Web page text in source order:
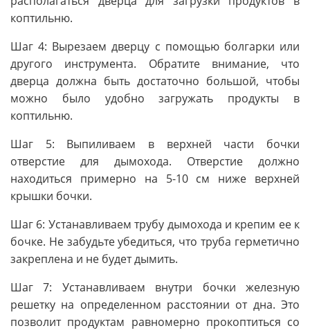
коптильню.
Шаг 4: Вырезаем дверцу с помощью болгарки или
другого инструмента. Обратите внимание, что
дверца должна быть достаточно большой, чтобы
можно было удобно загружать продукты в
коптильню.
Шаг 5: Выпиливаем в верхней части бочки
отверстие для дымохода. Отверстие должно
находиться примерно на 5-10 см ниже верхней
крышки бочки.
Шаг 6: Устанавливаем трубу дымохода и крепим ее к
бочке. Не забудьте убедиться, что труба герметично
закреплена и не будет дымить.
Шаг 7: Устанавливаем внутри бочки железную
решетку на определенном расстоянии от дна. Это
позволит продуктам равномерно прокоптиться со